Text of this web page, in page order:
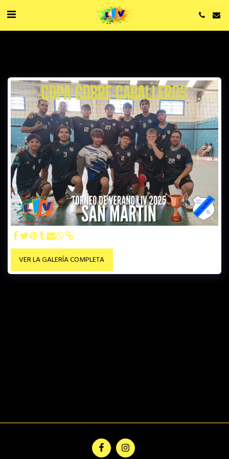
VER LA GALERÍA COMPLETA